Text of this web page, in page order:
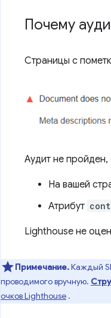
Почему
Страницы с
Аудит не пройден,
На вашей
Атрибут
Lighthouse не
Примечание.Каждый
проводимого вручную.
очков Lighthouse .